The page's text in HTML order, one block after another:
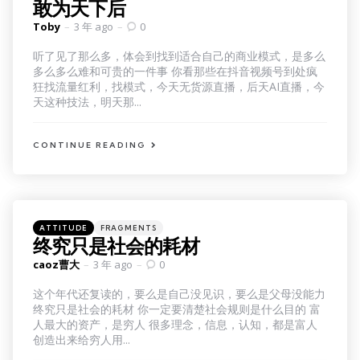
敢为天下后
Posted
Toby 3 年 ago 0
听了见了那么多，体会到找到适合自己的商业模式，是多么
多么多么难和可贵的一件事 你看那些在抖音视频号到处疯
狂找流量红利，找模式，今天无货源直播，后天AI直播，今
天这种技法，明天那...
CONTINUE READING
Categories
Posted
in
ATTITUDE FRAGMENTS
终究只是社会的耗材
Posted
caoz曹大 3 年 ago 0
这个年代还复读的，要么是自己没见识，要么是父母没能力
终究只是社会的耗材 你一定要清楚社会规则是什么目的 富
人最大的资产，是穷人 很多理念，信息，认知，都是富人
创造出来给穷人用...